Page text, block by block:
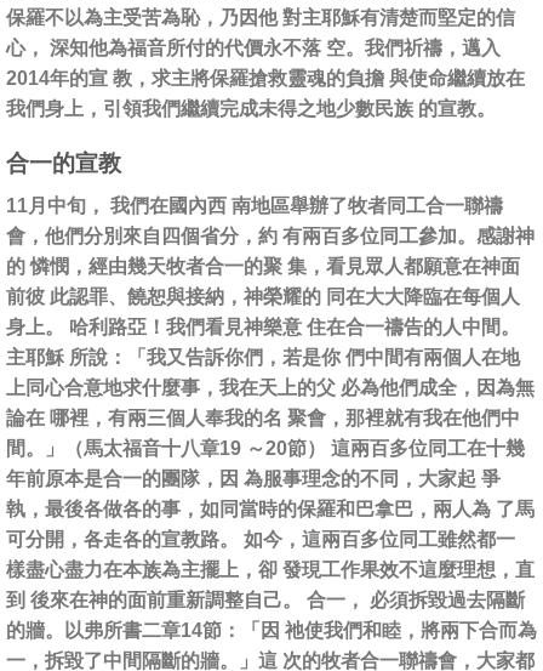
保羅不以為主受苦為恥，乃因他 對主耶穌有清楚而堅定的信
心， 深知他為福音所付的代價永不落 空。我們祈禱，邁入
2014年的宣 教，求主將保羅搶救靈魂的負擔 與使命繼續放在
我們身上，引領我們繼續完成未得之地少數民族 的宣教。
合一的宣教
11月中旬， 我們在國內西 南地區舉辦了牧者同工合一聯禱
會，他們分別來自四個省分，約 有兩百多位同工參加。感謝神
的 憐憫，經由幾天牧者合一的聚 集，看見眾人都願意在神面
前彼 此認罪、饒恕與接納，神榮耀的 同在大大降臨在每個人
身上。 哈利路亞！我們看見神樂意 住在合一禱告的人中間。
主耶穌 所說：「我又告訴你們，若是你 們中間有兩個人在地
上同心合意地求什麼事，我在天上的父 必為他們成全，因為無
論在 哪裡，有兩三個人奉我的名 聚會，那裡就有我在他們中
間。」（馬太福音十八章19 ～20節） 這兩百多位同工在十幾
年前原本是合一的團隊，因 為服事理念的不同，大家起 爭
執，最後各做各的事，如同當時的保羅和巴拿巴，兩人為 了馬
可分開，各走各的宣教路。 如今，這兩百多位同工雖然都一
樣盡心盡力在本族為主擺上，卻 發現工作果效不這麼理想，直
到 後來在神的面前重新調整自己。 合一， 必須拆毀過去隔斷
的牆。以弗所書二章14節：「因 祂使我們和睦，將兩下合而為
一，拆毀了中間隔斷的牆。」這 次的牧者合一聯禱會，大家都